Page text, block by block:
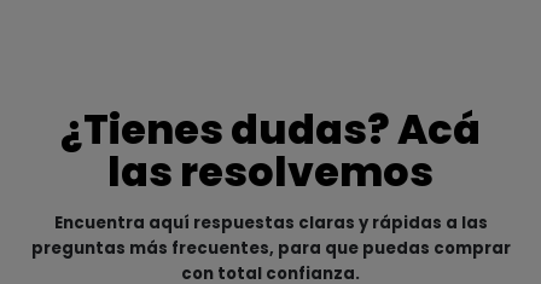
¿Tienes dudas? Acá
las resolvemos
Encuentra aquí respuestas claras y rápidas a las
preguntas más frecuentes, para que puedas comprar
con total confianza.